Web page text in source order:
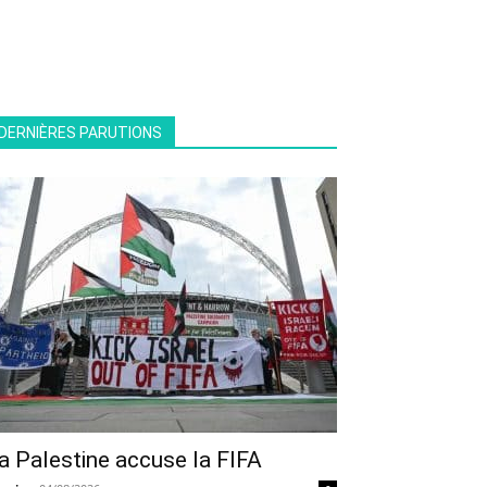
PARUTIONS
Palestine accuse la FIFA